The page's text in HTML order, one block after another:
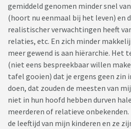
gemiddeld genomen minder snel
(hoort nu eenmaal bij het leven) en
realistischer verwachtingen heeft
relaties, etc. En zich minder
meer gewend is aan hiërarchie. Het
(niet eens bespreekbaar willen
tafel gooien) dat je ergens geen zin
doen, dat zouden de meesten van
niet in hun hoofd hebben durven
meerderen of relatieve
de leeftijd van mijn kinderen en ze